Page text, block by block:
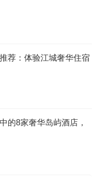
荐：体验江城奢华住宿
的8家奢华岛屿酒店，